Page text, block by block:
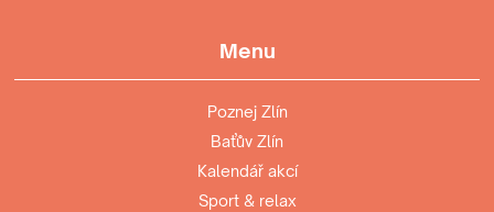
Menu
Poznej Zlín
Baťův Zlín
Kalendář akcí
Sport & relax